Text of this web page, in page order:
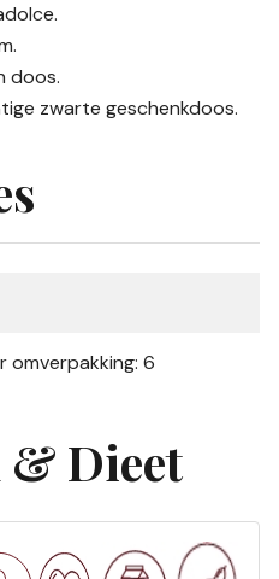
doos.
zwarte geschenkdoos.
6
& Dieet